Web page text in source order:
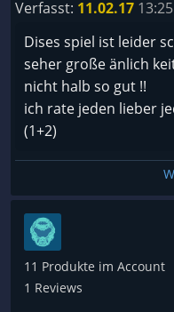
Verfasst: 11.02.17 13:25
Dises spiel ist leider
seher große änlich
nicht halb so gut !!
ich rate jeden lieber
(1+2)
11 Produkte im Account
1 Reviews